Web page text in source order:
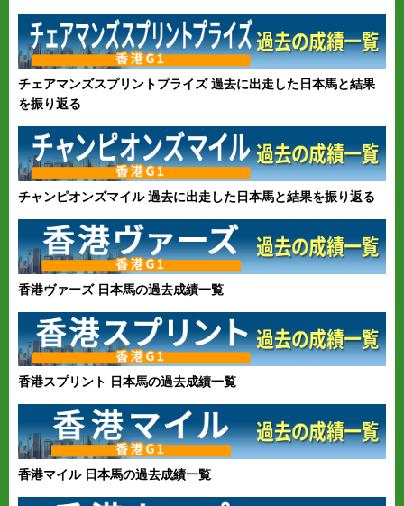
チェアマンズスプリントプライズ 過去に出走した日本馬と結果
を振り返る
チャンピオンズマイル 過去に出走した日本馬と結果を振り返る
香港ヴァーズ 日本馬の過去成績一覧
香港スプリント 日本馬の過去成績一覧
香港マイル 日本馬の過去成績一覧